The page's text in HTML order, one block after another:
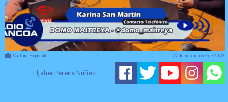
Cultura Emprende
Eljaher Pereira Núñez
27 de septiembre de 2023